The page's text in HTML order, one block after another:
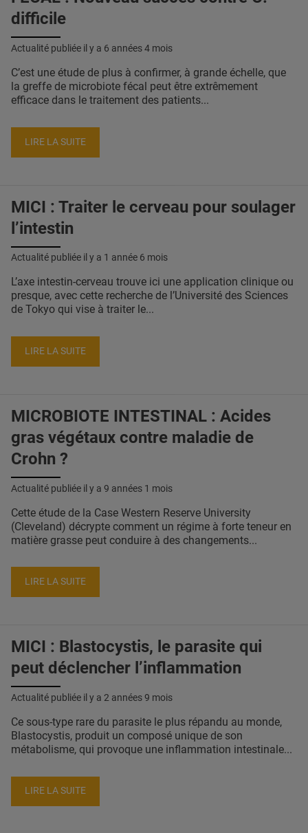
difficile
Actualité publiée il y a 6 années 4 mois
C’est une étude de plus à confirmer, à grande échelle, que
la greffe de microbiote fécal peut être extrêmement
efficace dans le traitement des patients...
LIRE LA SUITE
MICI : Traiter le cerveau pour soulager
l’intestin
Actualité publiée il y a 1 année 6 mois
L’axe intestin-cerveau trouve ici une application clinique ou
presque, avec cette recherche de l’Université des Sciences
de Tokyo qui vise à traiter le...
LIRE LA SUITE
MICROBIOTE INTESTINAL : Acides
gras végétaux contre maladie de
Crohn ?
Actualité publiée il y a 9 années 1 mois
Cette étude de la Case Western Reserve University
(Cleveland) décrypte comment un régime à forte teneur en
matière grasse peut conduire à des changements...
LIRE LA SUITE
MICI : Blastocystis, le parasite qui
peut déclencher l’inflammation
Actualité publiée il y a 2 années 9 mois
Ce sous-type rare du parasite le plus répandu au monde,
Blastocystis, produit un composé unique de son
métabolisme, qui provoque une inflammation intestinale...
LIRE LA SUITE